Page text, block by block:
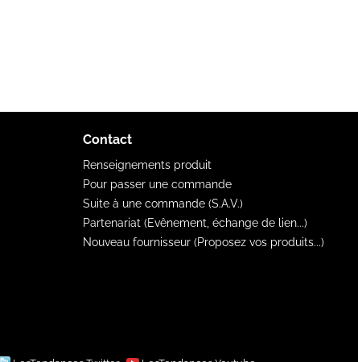
Contact
Renseignements produit
Pour passer une commande
Suite à une commande (S.A.V.)
Partenariat (Evênement, échange de lien...)
Nouveau fournisseur (Proposez vos produits...)